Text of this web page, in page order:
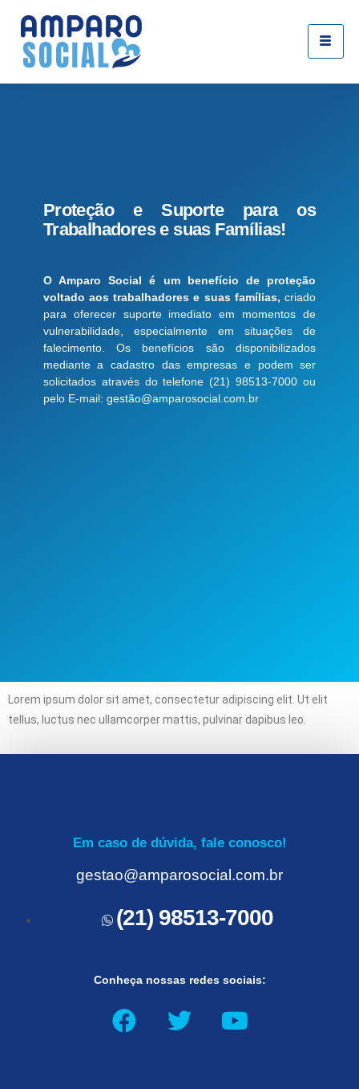
Proteção e Suporte para os
Trabalhadores e suas Famílias!
O Amparo Social é um benefício de proteção
voltado aos trabalhadores e suas famílias,criado
para oferecer suporte imediato em momentos de
vulnerabilidade, especialmente em situações de
falecimento. Os benefícios são disponibilizados
mediante a cadastro das empresas e podem ser
solicitados através do telefone (21) 98513-7000 ou
pelo E-mail: gestão@amparosocial.com.br
Lorem ipsum dolor sit amet, consectetur adipiscing elit. Ut elit
tellus, luctus nec ullamcorper mattis, pulvinar dapibus leo.
Em caso de dúvida, fale conosco!
gestao@amparosocial.com.br
(21) 98513-7000
Conheça nossas redes sociais: